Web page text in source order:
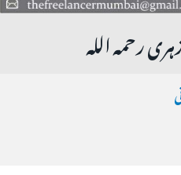
رحمہ اللہ